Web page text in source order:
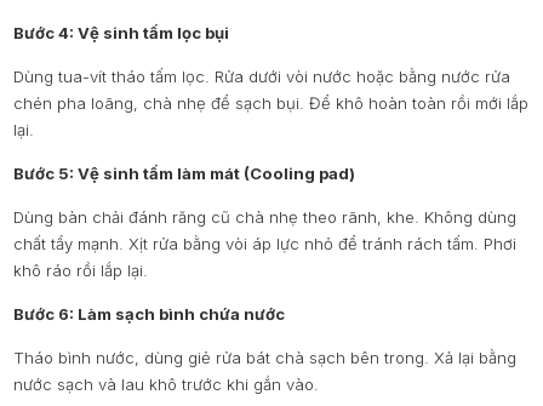
Bước 4: Vệ sinh tấm lọc bụi
Dùng tua-vít tháo tấm lọc. Rửa dưới vòi nước hoặc bằng nước rửa
chén pha loãng, chà nhẹ để sạch bụi. Để khô hoàn toàn rồi mới lắp
lại.
Bước 5: Vệ sinh tấm làm mát (Cooling pad)
Dùng bàn chải đánh răng cũ chà nhẹ theo rãnh, khe. Không dùng
chất tẩy mạnh. Xịt rửa bằng vòi áp lực nhỏ để tránh rách tấm. Phơi
khô ráo rồi lắp lại.
Bước 6: Làm sạch bình chứa nước
Tháo bình nước, dùng giẻ rửa bát chà sạch bên trong. Xả lại bằng
nước sạch và lau khô trước khi gắn vào.